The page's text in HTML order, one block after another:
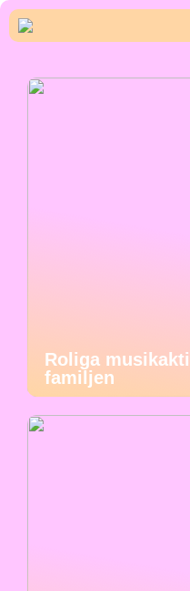
Roliga
familjen